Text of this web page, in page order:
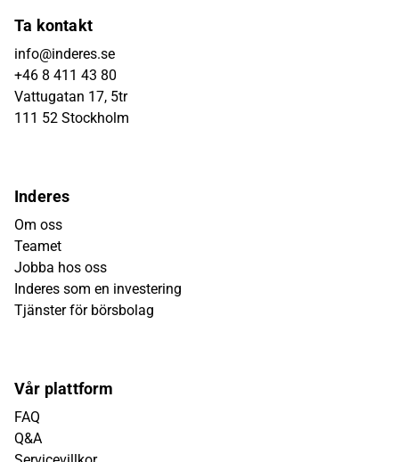
Ta kontakt
info@inderes.se
+46 8 411 43 80
Vattugatan 17, 5tr
111 52 Stockholm
Inderes
Om oss
Teamet
Jobba hos oss
Inderes som en investering
Tjänster för börsbolag
Vår plattform
FAQ
Q&A